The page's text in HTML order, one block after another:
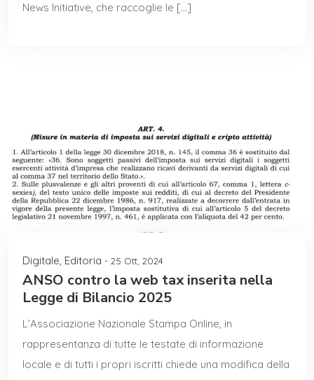
News Initiative, che raccoglie le […]
Digitale, Editoria - 25 Ott, 2024
ANSO contro la web tax inserita nella
Legge di Bilancio 2025
L’Associazione Nazionale Stampa Online, in
rappresentanza di tutte le testate di informazione
locale e di tutti i propri iscritti chiede una modifica della